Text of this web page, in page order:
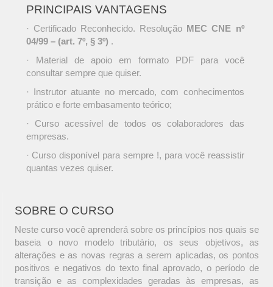
PRINCIPAIS VANTAGENS
· Certificado Reconhecido. Resolução MEC CNE nº
04/99 – (art. 7º, § 3º) .
· Material de apoio em formato PDF para você
consultar sempre que quiser.
· Instrutor atuante no mercado, com conhecimentos
prático e forte embasamento teórico;
· Curso acessível de todos os colaboradores das
empresas.
· Curso disponível para sempre !, para você reassistir
quantas vezes quiser.
SOBRE O CURSO
Neste curso você aprenderá sobre os princípios nos quais se
baseia o novo modelo tributário, os seus objetivos, as
alterações e as novas regras a serem aplicadas, os pontos
positivos e negativos do texto final aprovado, o período de
transição e as complexidades geradas às empresas, as